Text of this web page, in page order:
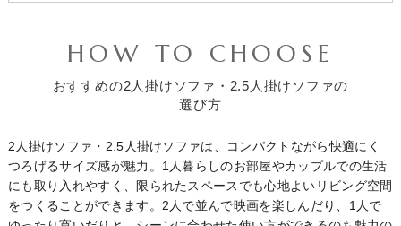
HOW TO CHOOSE
おすすめの2人掛けソファ・2.5人掛けソファの
選び方
2人掛けソファ・2.5人掛けソファは、コンパクトながら快適にく
つろげるサイズ感が魅力。1人暮らしのお部屋やカップルでの生活
にも取り入れやすく、限られたスペースでも心地よいリビング空間
をつくることができます。2人で並んで映画を楽しんだり、1人で